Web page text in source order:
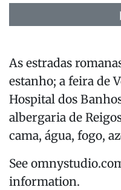
As estradas
estanho; a feira de
Hospital dos
albergaria de
cama, água, fogo,
See
information.